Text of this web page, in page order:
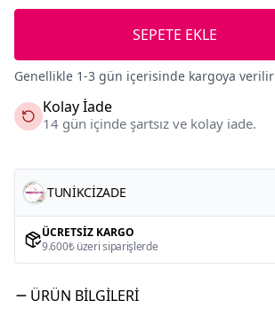
SEPETE EKLE
Genellikle 1-3 gün içerisinde kargoya verilir
Kolay İade
14 gün içinde şartsız ve kolay iade.
TUNİKCİZADE
ÜCRETSIZ KARGO
9.600₺ üzeri siparişlerde
ÜRÜN BILGILERI